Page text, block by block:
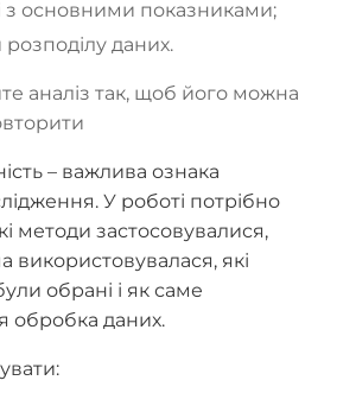
з основними показниками;
розподілу даних.
аналіз так, щоб його можна
– важлива ознака
У роботі потрібно
методи застосовувалися,
використовувалася, які
обрані і як саме
обробка даних.